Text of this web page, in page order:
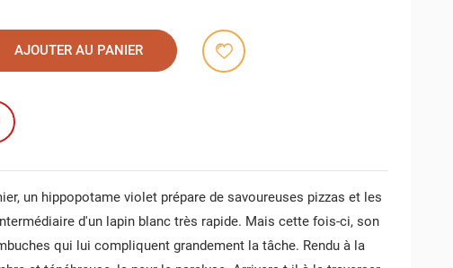
AJOUTER AU PANIER
un hippopotame violet prépare de savoureuses pizzas et les
d'un lapin blanc très rapide. Mais cette fois-ci, son
qui lui compliquent grandement la tâche. Rendu à la